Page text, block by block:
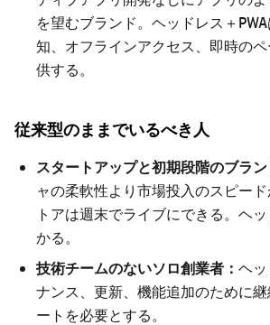
を望むブランド。ヘッドレス＋
知、オフラインアクセス、即時の
供する。
従来型のままでいるべき人
スタートアップと初期段階のブラン
ャの柔軟性より市場投入のスピー
トアは週末でライブにできる。ヘ
かる。
技術チームのないソロ創業者： ヘ
ナンス、更新、機能追加のために
ートを必要とする。